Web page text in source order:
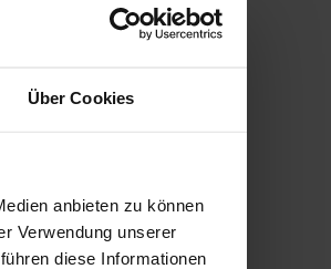
Über Cookies
anbieten zu können
Verwendung unserer
diese Informationen